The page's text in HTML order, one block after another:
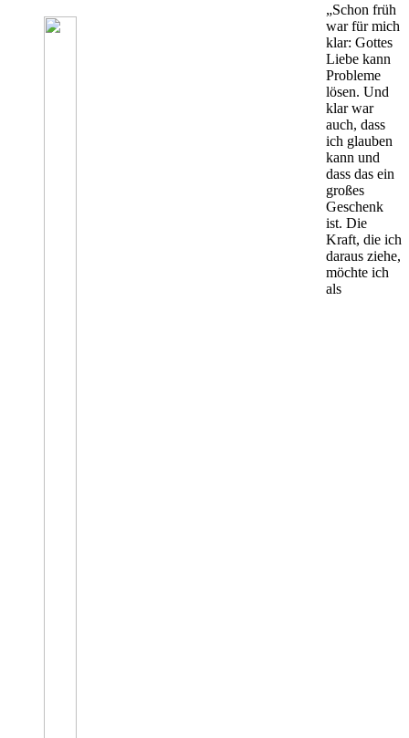
„Schon früh
war für mich
klar: Gottes
Liebe kann
Probleme
lösen. Und
klar war
auch, dass
ich glauben
kann und
dass das ein
großes
Geschenk
ist. Die
Kraft, die ich
daraus ziehe,
möchte ich
als